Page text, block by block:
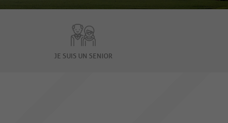
JE SUIS UN SENIOR